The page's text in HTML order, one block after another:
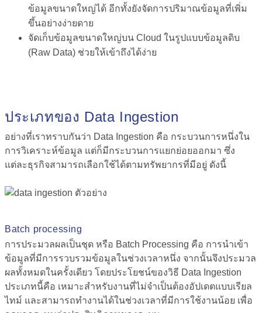
ข้อมูลขนาดใหญ่ได้ อีกทั้งยังจัดการปริมาณข้อมูลที่เพิ่ม
ขึ้นอย่างง่ายดาย
จัดเก็บข้อมูลขนาดใหญ่บน Cloud ในรูปแบบข้อมูลดิบ
(Raw Data) ช่วยให้เข้าถึงได้ง่าย
ประเภทของ Data Ingestion
อย่างที่เราทราบกันว่า Data Ingestion คือ กระบวนการหนึ่งใน
การวิเคราะห์ข้อมูล แต่ก็มีกระบวนการแยกย่อยออกมา ซึ่ง
แต่ละธุรกิจสามารถเลือกใช้ได้ตามทรัพยากรที่มีอยู่ ดังนี้
Batch processing
การประมวลผลเป็นชุด หรือ Batch Processing คือ การนำเข้า
ข้อมูลที่มีการรวบรวมข้อมูลในช่วงเวลาหนึ่ง จากนั้นจึงประมวล
ผลทั้งหมดในครั้งเดียว โดยประโยชน์ของวิธี Data Ingestion
ประเภทนี้คือ เหมาะสำหรับงานที่ไม่จำเป็นต้องอัปเดตแบบเรียล
ไทม์ และสามารถทำงานได้ในช่วงเวลาที่มีการใช้งานน้อย เพื่อ